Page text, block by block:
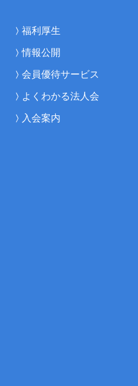
福利厚生
情報公開
会員優待サービス
よくわかる法人会
入会案内